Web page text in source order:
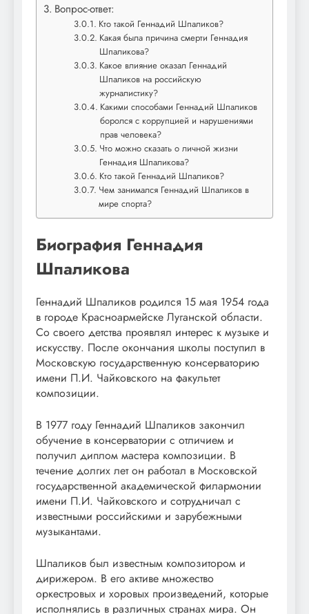
Вопрос-ответ:
Кто такой Геннадий Шпаликов?
Какая была причина смерти Геннадия
Шпаликова?
Какое влияние оказал Геннадий
Шпаликов на российскую
журналистику?
Какими способами Геннадий Шпаликов
боролся с коррупцией и нарушениями
прав человека?
Что можно сказать о личной жизни
Геннадия Шпаликова?
Кто такой Геннадий Шпаликов?
Чем занимался Геннадий Шпаликов в
мире спорта?
Биография Геннадия
Шпаликова
Геннадий Шпаликов родился 15 мая 1954 года
в городе Красноармейске Луганской области.
Со своего детства проявлял интерес к музыке и
искусству. После окончания школы поступил в
Московскую государственную консерваторию
имени П.И. Чайковского на факультет
композиции.
В 1977 году Геннадий Шпаликов закончил
обучение в консерватории с отличием и
получил диплом мастера композиции. В
течение долгих лет он работал в Московской
государственной академической филармонии
имени П.И. Чайковского и сотрудничал с
известными российскими и зарубежными
музыкантами.
Шпаликов был известным композитором и
дирижером. В его активе множество
оркестровых и хоровых произведений, которые
исполнялись в различных странах мира. Он